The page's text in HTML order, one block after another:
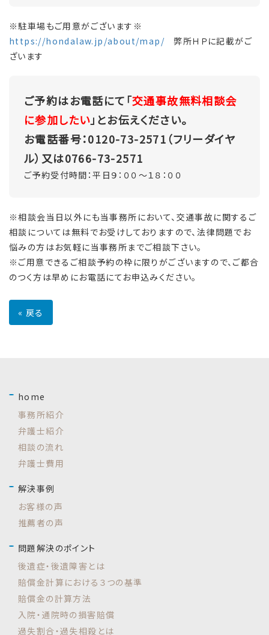
※駐車場もご用意がございます※
https://hondalaw.jp/about/map/ 弊所ＨＰに記載がご
ざいます
ご予約はお電話にて「交通事故無料相談会
に参加したい」とお伝えください。
お電話番号：0120-73-2571（フリーダイヤ
ル）又は0766-73-2571
ご予約受付時間：平日９：００～１８：００
※相談会当日以外にも当事務所において、交通事故に関するご
相談については無料でお受けしておりますので、法律問題でお
悩みの方はお気軽に当事務所までご相談下さい。
※ご用意できるご相談予約の枠に限りがございますので、ご都合
のつく方は早めにお電話にてお申込みください。
« 戻る
home
事務所紹介
弁護士紹介
相談の流れ
弁護士費用
解決事例
お客様の声
推薦者の声
問題解決のポイント
後遺症・後遺障害とは
賠償金計算における３つの基準
賠償金の計算方法
入院・通院時の損害賠償
過失割合・過失相殺とは